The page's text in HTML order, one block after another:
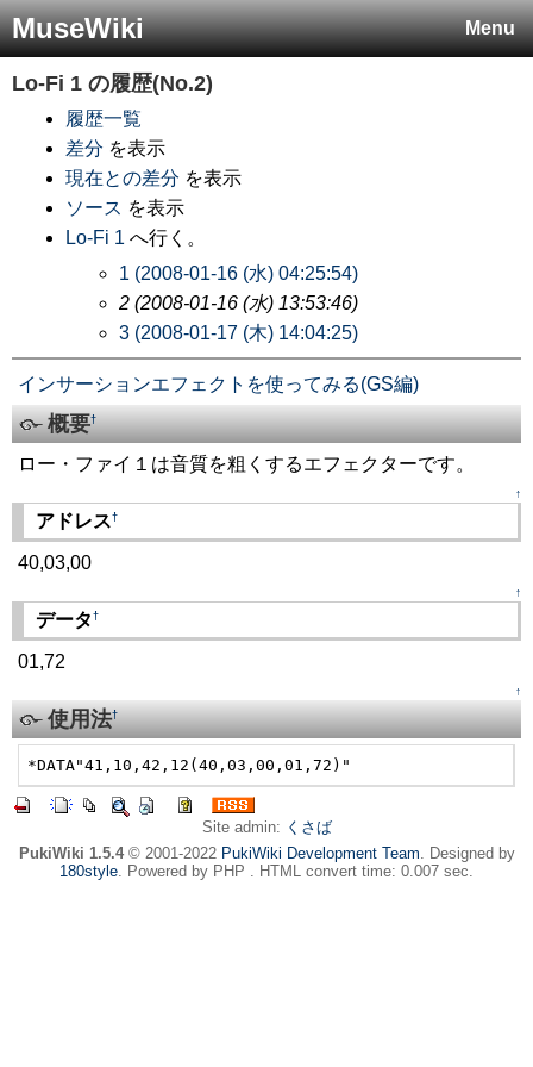
Menu
MuseWiki
Lo-Fi 1 の履歴(No.2)
履歴一覧
差分 を表示
現在との差分 を表示
ソース を表示
Lo-Fi 1 へ行く。
1 (2008-01-16 (水) 04:25:54)
2 (2008-01-16 (水) 13:53:46)
3 (2008-01-17 (木) 14:04:25)
インサーションエフェクトを使ってみる(GS編)
概要†
ロー・ファイ１は音質を粗くするエフェクターです。
↑
アドレス†
40,03,00
↑
データ †
01,72
↑
使用法†
*DATA"41,10,42,12(40,03,00,01,72)"
Site admin: くさば
PukiWiki 1.5.4© 2001-2022 PukiWiki Development Team. Designed by
180style. Powered by PHP . HTML convert time: 0.007 sec.